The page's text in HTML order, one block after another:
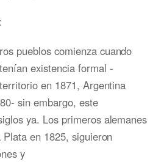
pueblos comienza cuando
existencia formal -
en 1871, Argentina
sin embargo, este
ya. Los primeros alemanes
en 1825, siguieron
y